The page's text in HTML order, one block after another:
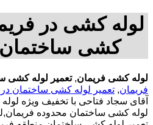
لوله کشی در
کشی ساختمان
لوله کشی فریمان,تعمیر لوله کشی
فریمان, تعمیر لوله کشی ساختمان
آقای سجاد فتاحی با تخفیف ویژه
لوله کشی ساختمان محدوده